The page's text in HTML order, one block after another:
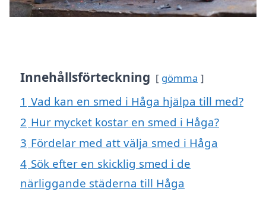
Innehållsförteckning gömma
1 Vad kan en smed i Håga hjälpa till med?
2 Hur mycket kostar en smed i Håga?
3 Fördelar med att välja smed i Håga
4 Sök efter en skicklig smed i de
närliggande städerna till Håga